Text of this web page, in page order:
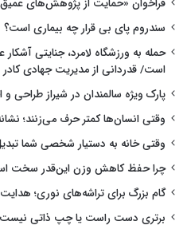
سندروم پای بی قرار چه بیماری است؟
حمله به ورزشگاه لامرد، جنایتی
است/ قدردانی از مدیریت جهادی
پارک ویژه سالمندان در شیراز طراحی
وقتی انسان‌ها کمتر حرف می‌زنند؛
وقتی خانه به دستیار شخصی شما
چرا حفظ کاهش وزن این‌قدر سخت
گام بزرگ برای تراشه‌های نوری؛
برتری دست راست یا چپ ذاتی نیست؛